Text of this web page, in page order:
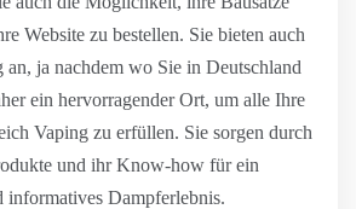
Website zu bestellen. Sie bieten auch
an, ja nachdem wo Sie in Deutschland
ein hervorragender Ort, um alle Ihre
Vaping zu erfüllen. Sie sorgen durch
und ihr Know-how für ein
informatives Dampferlebnis.